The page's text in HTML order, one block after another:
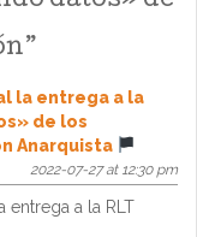
”
la entrega a la
de los
Anarquista
2022-07-27 at 12:30 pm
entrega a la RLT